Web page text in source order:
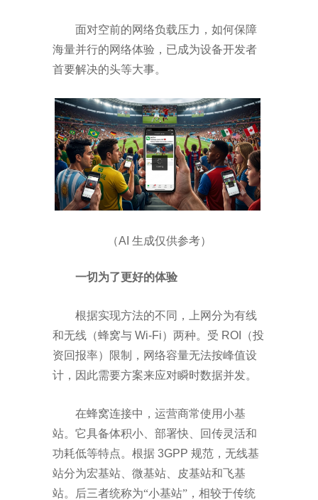
面对空前的网络负载压力，如何保障
海量并行的网络体验，已成为设备开发者
首要解决的头等大事。
（AI 生成仅供参考）
一切为了更好的体验
根据实现方法的不同，上网分为有线
和无线（蜂窝与 Wi-Fi）两种。受 ROI
（投
资回报率）限制，网络容量无法按峰值设
计，因此需要方案来应对瞬时数据并发。
在蜂窝连接中，运营商常使用小基
站。它具备体积小、部署快、回传灵活和
功耗低等特点。根据 3GPP 规范，无线基
站分为宏基站、微基站、皮基站和飞基
站。后三者统称为“小基站”，相较于传统